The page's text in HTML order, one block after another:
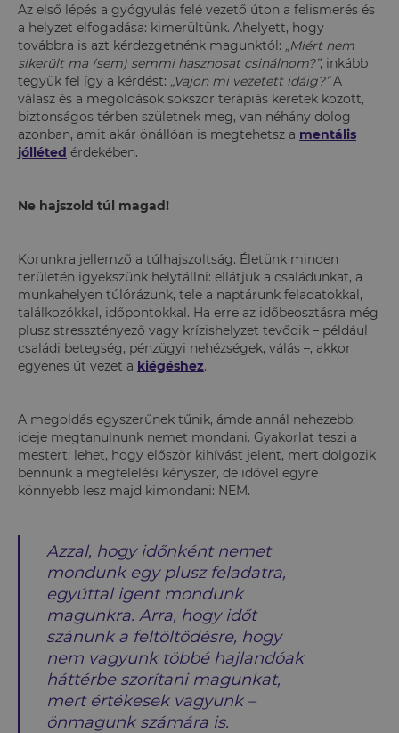
Az első lépés a gyógyulás felé vezető úton a felismerés és
a helyzet elfogadása: kimerültünk. Ahelyett, hogy
továbbra is azt kérdezgetnénk magunktól: „Miért nem
sikerült ma (sem) semmi hasznosat csinálnom?”, inkább
tegyük fel így a kérdést: „Vajon mi vezetett idáig?”A
válasz és a megoldások sokszor terápiás keretek között,
biztonságos térben születnek meg, van néhány dolog
azonban, amit akár önállóan is megtehetsz a mentális
jólléted érdekében.
Ne hajszold túl magad!
Korunkra jellemző a túlhajszoltság. Életünk minden
területén igyekszünk helytállni: ellátjuk a családunkat, a
munkahelyen túlórázunk, tele a naptárunk feladatokkal,
találkozókkal, időpontokkal. Ha erre az időbeosztásra még
plusz stressztényező vagy krízishelyzet tevődik – például
családi betegség, pénzügyi nehézségek, válás –, akkor
egyenes út vezet a kiégéshez.
A megoldás egyszerűnek tűnik, ámde annál nehezebb:
ideje megtanulnunk nemet mondani. Gyakorlat teszi a
mestert: lehet, hogy először kihívást jelent, mert dolgozik
bennünk a megfelelési kényszer, de idővel egyre
könnyebb lesz majd kimondani: NEM.
Azzal, hogy időnként nemet
mondunk egy plusz feladatra,
egyúttal igent mondunk
magunkra. Arra, hogy időt
szánunk a feltöltődésre, hogy
nem vagyunk többé hajlandóak
háttérbe szorítani magunkat,
mert értékesek vagyunk –
önmagunk számára is.